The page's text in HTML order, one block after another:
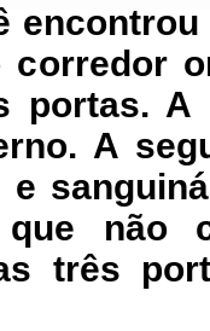
corredor
portas. A
A
não
três